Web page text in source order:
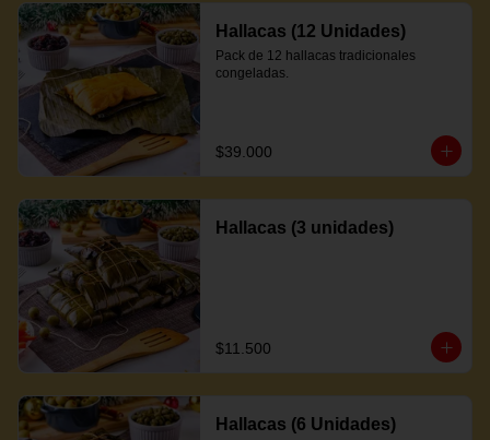
Hallacas (12 Unidades)
Pack de 12 hallacas tradicionales
congeladas.
$39.000
Hallacas (3 unidades)
$11.500
Hallacas (6 Unidades)